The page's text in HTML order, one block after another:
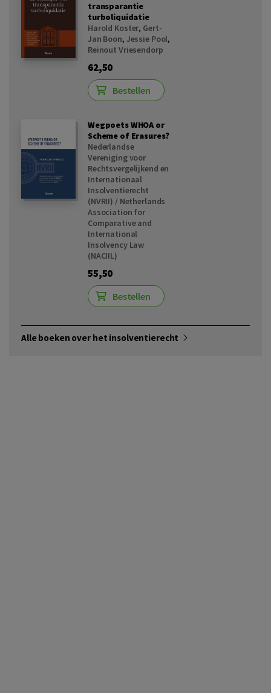
transparantie
turboliquidatie
Harold Koster, Gert-
Jan Boon, Jessie Pool,
Reinout Vriesendorp
62,50
Bestellen
Wegpoets WHOA or
Scheme of Erasures?
Nederlandse
Vereniging voor
Rechtsvergelijkend en
Internationaal
Insolventierecht
(NVRII) / Netherlands
Association for
Comparative and
International
Insolvency Law
(NACIIL)
55,50
Bestellen
Alle boeken over het insolventierecht